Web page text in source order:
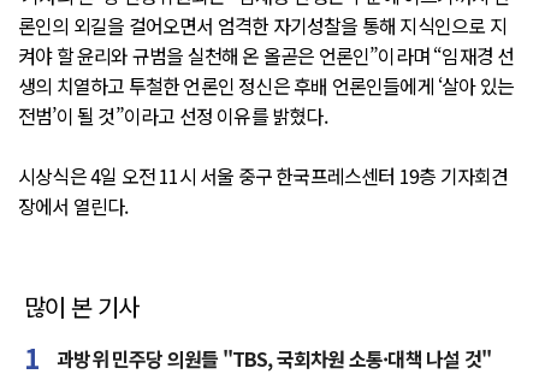
론인의 외길을 걸어오면서 엄격한 자기성찰을 통해 지식인으로 지
켜야 할 윤리와 규범을 실천해 온 올곧은 언론인”이라며 “임재경 선
생의 치열하고 투철한 언론인 정신은 후배 언론인들에게 ‘살아 있는
전범’이 될 것”이라고 선정 이유를 밝혔다.
시상식은 4일 오전 11시 서울 중구 한국프레스센터 19층 기자회견
장에서 열린다.
많이 본 기사
과방위 민주당 의원들 "TBS, 국회차원 소통·대책 나설 것"